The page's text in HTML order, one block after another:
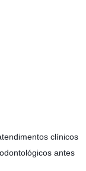
clínicos
antes